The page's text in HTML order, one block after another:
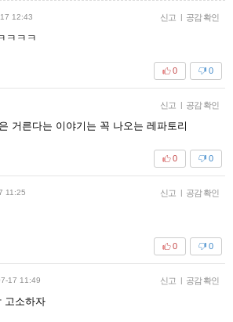
12:43 신고 | 공감 확인
ㅋㅋㅋ
0
0
신고 | 공감 확인
거른다는 이야기는 꼭 나오는 레파토리
0
0
11:25 신고 | 공감 확인
0
0
17 11:49 신고 | 공감 확인
고소하자